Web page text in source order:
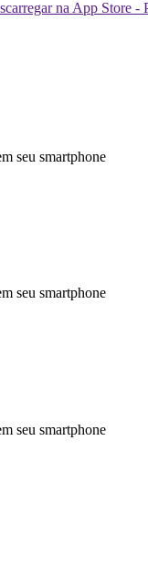
seu smartphone
seu smartphone
seu smartphone